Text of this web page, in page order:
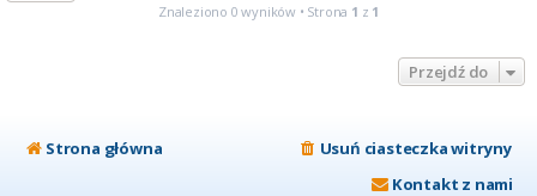
Znaleziono 0 wyników • Strona 1 z 1
Przejdź do
Strona główna
Usuń ciasteczka witryny
Kontakt z nami